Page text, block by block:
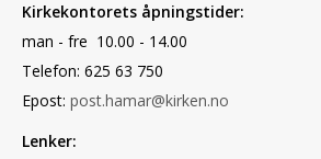
Kirkekontorets åpningstider:
man - fre 10.00 - 14.00
Telefon: 625 63 750
Epost: post.hamar@kirken.no
Lenker: